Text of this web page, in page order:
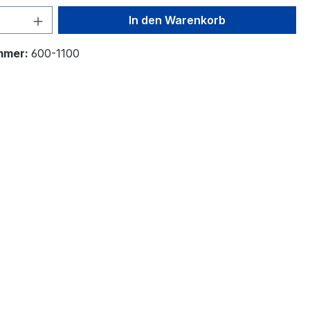
Anzahl: Gib den gewünschten Wert
In den Warenkorb
600-1100